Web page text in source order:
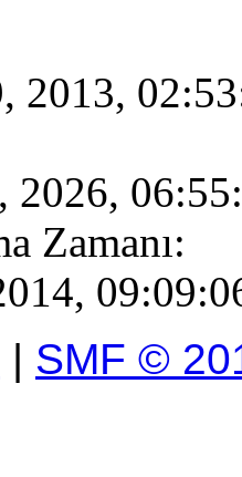
2013,
2026,
Zamanı:
| SMF ©